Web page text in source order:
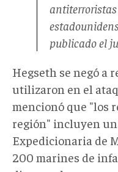
antiterroristas
publicado el
Hegseth se negó a
utilizaron en el
mencionó que "los
región" incluyen
Expedicionaria de
200 marines de